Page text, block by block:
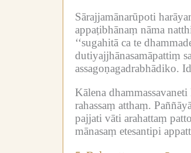
Sārajjamānarūpoti
appaṭibhānaṃ nāma
‘‘sugahitā ca te
dutiyajjhānasamāpattiṃ
assagoṇagadrabhādiko.
Kālena
rahassaṃ atthaṃ.
pajjati vāti arahattaṃ
mānasaṃ etesantipi